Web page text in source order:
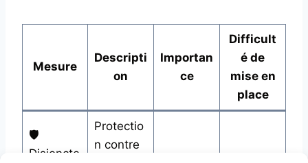
Mesure
Descripti
on
Importan
ce
Difficult
é de
mise en
place
🛡️
Disjoncte
Protectio
n contre